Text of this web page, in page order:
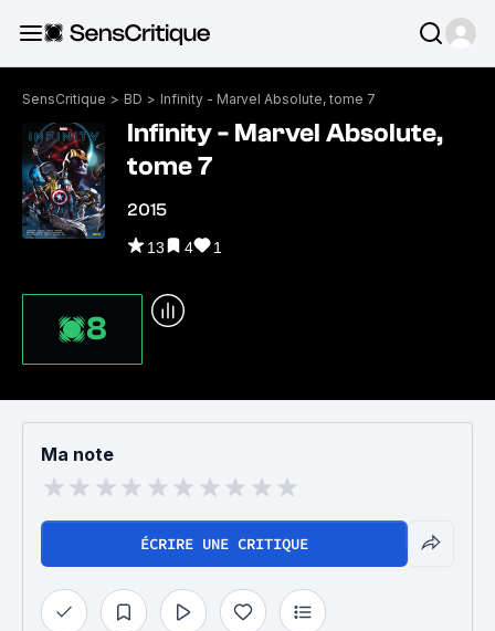
SensCritique > BD > Infinity - Marvel Absolute, tome 7
Infinity - Marvel Absolute,
tome 7
2015
13 4 1
8
Ma note
ÉCRIRE UNE CRITIQUE